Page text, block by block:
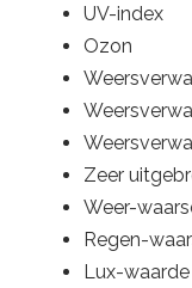
UV-index
Ozon
Zeer
Weer-
Regen-
Lux-waarde